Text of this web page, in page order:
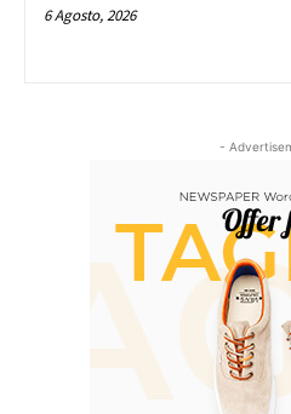
6 Agosto, 2026
-